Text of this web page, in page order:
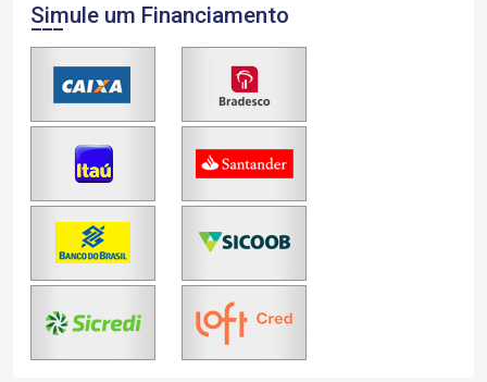
Simule um Financiamento